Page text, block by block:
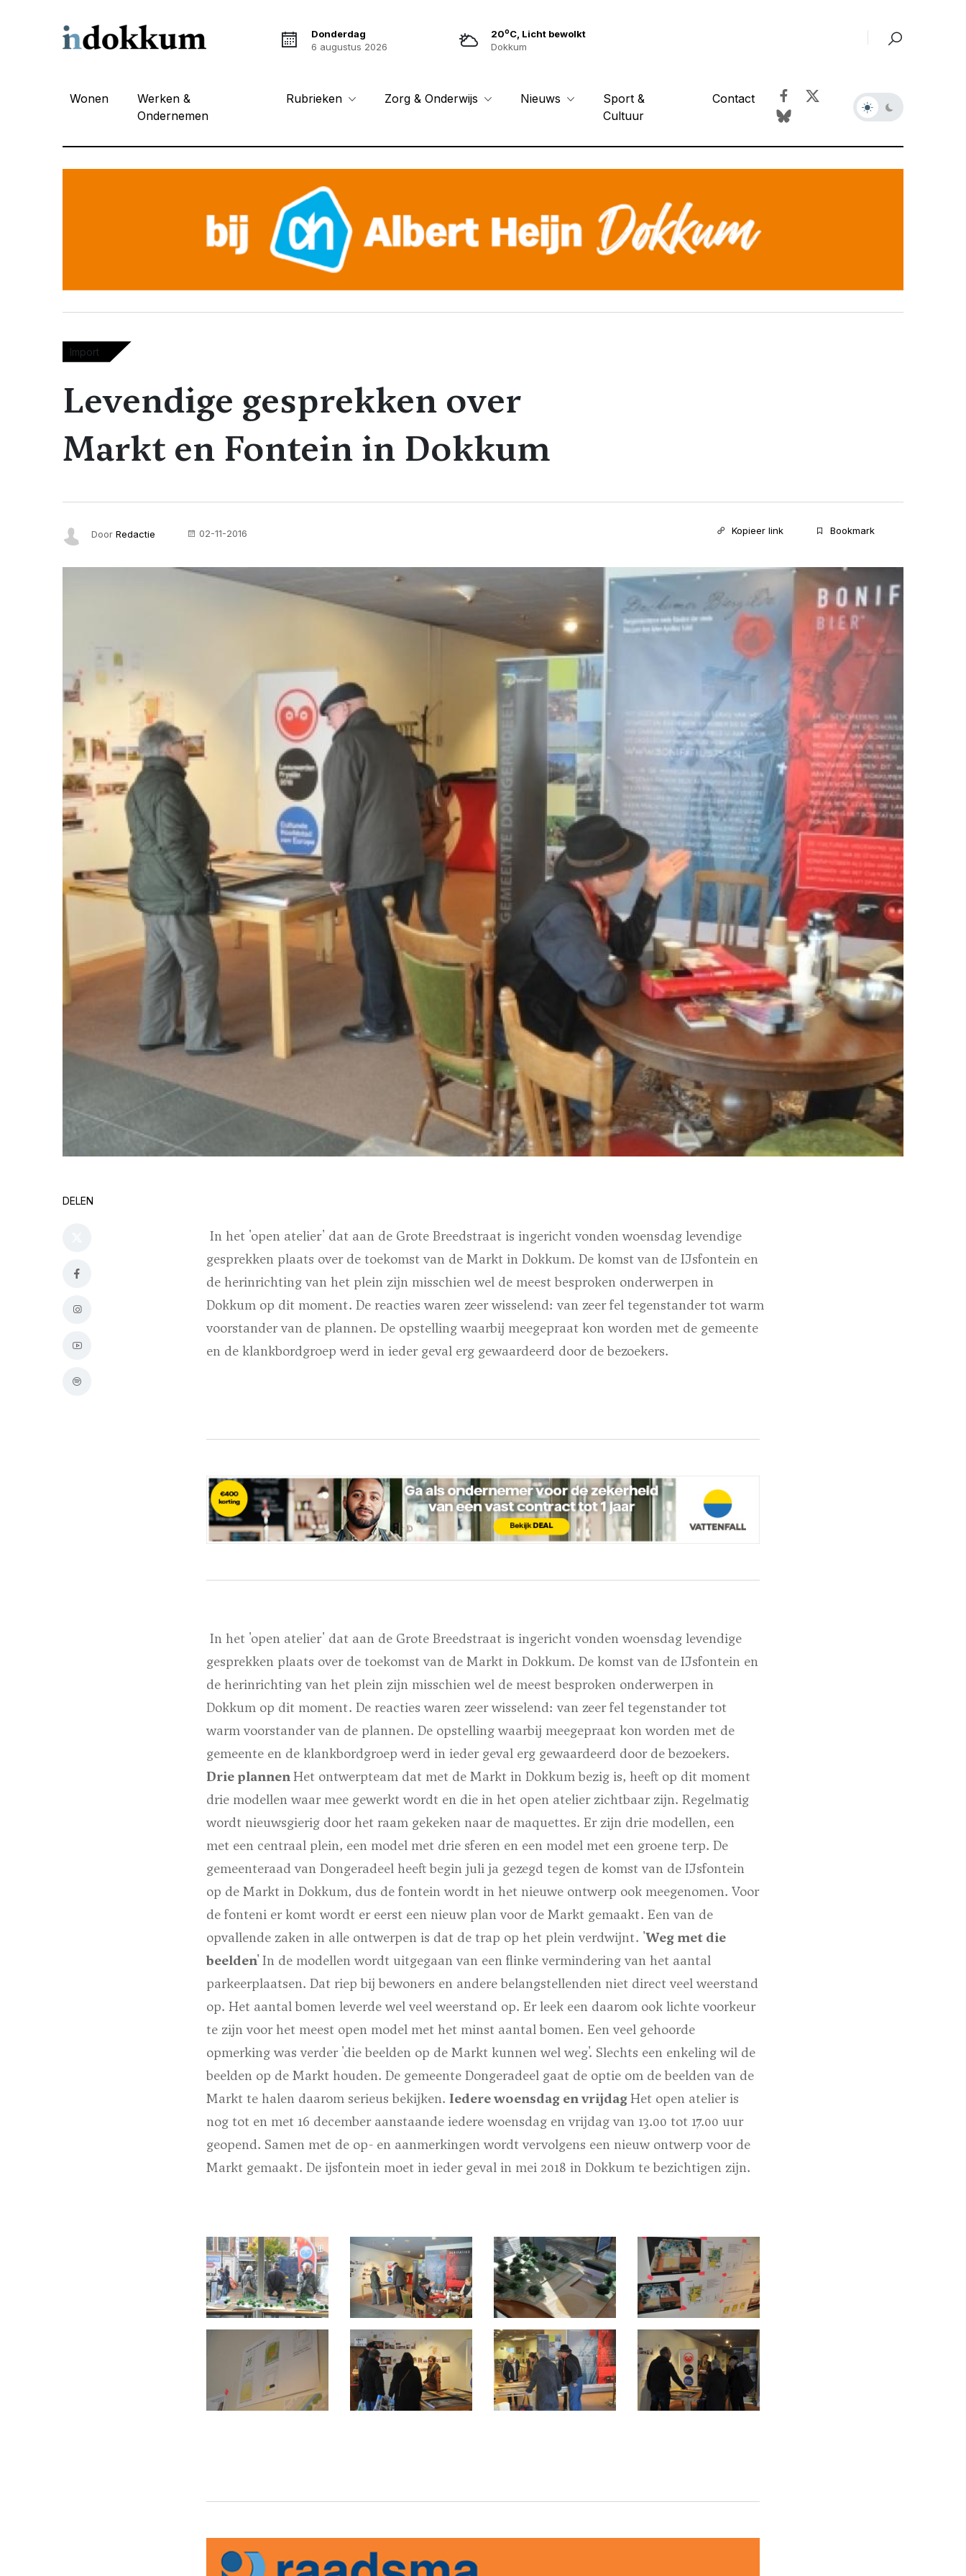
Donderdag
6 augustus 2026
20oC, Licht bewolkt
Dokkum
Wonen
Werken &
Ondernemen
Rubrieken Zorg & Onderwijs Nieuws
Sport &
Cultuur
Contact
Import
Levendige gesprekken over
Markt en Fontein in Dokkum
Door Redactie 02-11-2016 Kopieer link Bookmark
DELEN
In het 'open atelier' dat aan de Grote Breedstraat is ingericht vonden woensdag levendige
gesprekken plaats over de toekomst van de Markt in Dokkum. De komst van de IJsfontein en
de herinrichting van het plein zijn misschien wel de meest besproken onderwerpen in
Dokkum op dit moment. De reacties waren zeer wisselend: van zeer fel tegenstander tot warm
voorstander van de plannen. De opstelling waarbij meegepraat kon worden met de gemeente
en de klankbordgroep werd in ieder geval erg gewaardeerd door de bezoekers.
In het 'open atelier' dat aan de Grote Breedstraat is ingericht vonden woensdag levendige
gesprekken plaats over de toekomst van de Markt in Dokkum. De komst van de IJsfontein en
de herinrichting van het plein zijn misschien wel de meest besproken onderwerpen in
Dokkum op dit moment. De reacties waren zeer wisselend: van zeer fel tegenstander tot
warm voorstander van de plannen. De opstelling waarbij meegepraat kon worden met de
gemeente en de klankbordgroep werd in ieder geval erg gewaardeerd door de bezoekers.
Drie plannenHet ontwerpteam dat met de Markt in Dokkum bezig is, heeft op dit moment
drie modellen waar mee gewerkt wordt en die in het open atelier zichtbaar zijn. Regelmatig
wordt nieuwsgierig door het raam gekeken naar de maquettes. Er zijn drie modellen, een
met een centraal plein, een model met drie sferen en een model met een groene terp. De
gemeenteraad van Dongeradeel heeft begin juli ja gezegd tegen de komst van de IJsfontein
op de Markt in Dokkum, dus de fontein wordt in het nieuwe ontwerp ook meegenomen. Voor
de fonteni er komt wordt er eerst een nieuw plan voor de Markt gemaakt. Een van de
opvallende zaken in alle ontwerpen is dat de trap op het plein verdwijnt. 'Weg met die
beelden'In de modellen wordt uitgegaan van een flinke vermindering van het aantal
parkeerplaatsen. Dat riep bij bewoners en andere belangstellenden niet direct veel weerstand
op. Het aantal bomen leverde wel veel weerstand op. Er leek een daarom ook lichte voorkeur
te zijn voor het meest open model met het minst aantal bomen. Een veel gehoorde
opmerking was verder 'die beelden op de Markt kunnen wel weg'. Slechts een enkeling wil de
beelden op de Markt houden. De gemeente Dongeradeel gaat de optie om de beelden van de
Markt te halen daarom serieus bekijken. Iedere woensdag en vrijdagHet open atelier is
nog tot en met 16 december aanstaande iedere woensdag en vrijdag van 13.00 tot 17.00 uur
geopend. Samen met de op- en aanmerkingen wordt vervolgens een nieuw ontwerp voor de
Markt gemaakt. De ijsfontein moet in ieder geval in mei 2018 in Dokkum te bezichtigen zijn.